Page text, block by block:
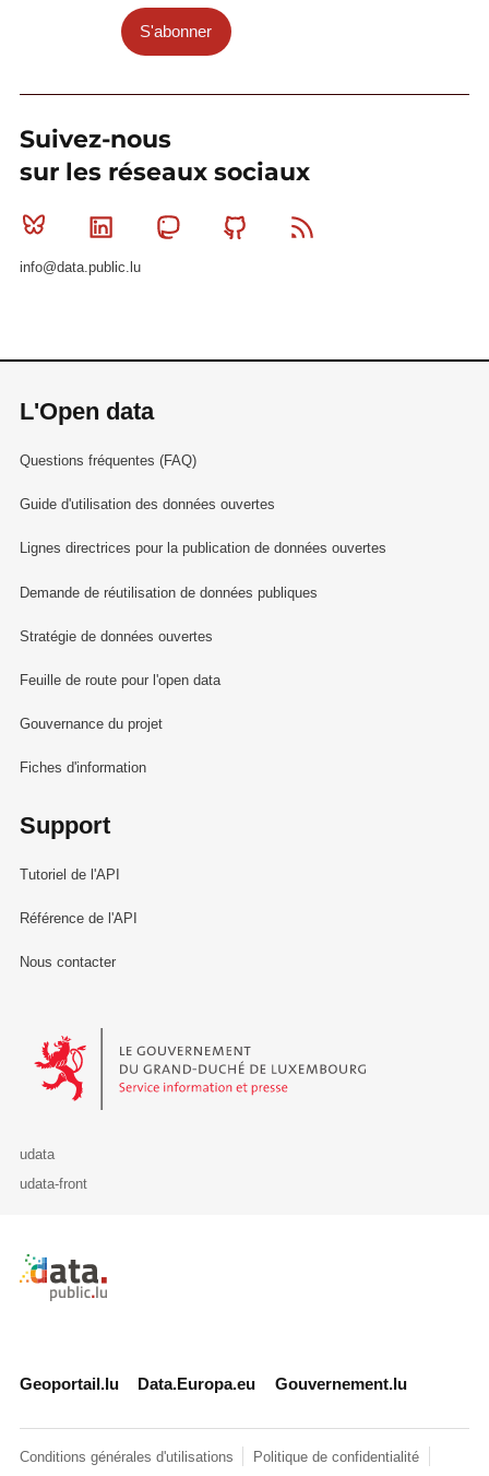
S'abonner
Suivez-nous
sur les réseaux sociaux
Bluesky Linkedin MastodonGithub
info@data.public.lu
L'Open data
Questions fréquentes (FAQ)
Guide d'utilisation des données ouvertes
Lignes directrices pour la publication de données ouvertes
Demande de réutilisation de données publiques
Stratégie de données ouvertes
Feuille de route pour l'open data
Gouvernance du projet
Fiches d'information
Support
Tutoriel de l'API
Référence de l'API
Nous contacter
Le Gouvernement du Grand-Duché de Luxembourg - Service
udata
udata-front
Retour à l'accueil de data.public.lu
Geoportail.lu Data.Europa.eu Gouvernement.lu
Conditions générales d'utilisations Politique de confidentialité